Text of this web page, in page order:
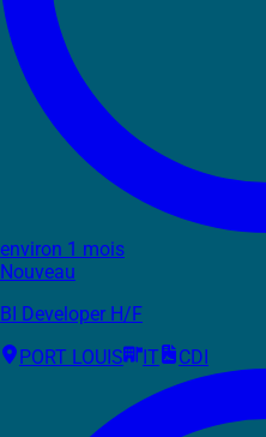
environ 1 mois
Nouveau
BI Developer H/F
PORT LOUIS
IT CDI